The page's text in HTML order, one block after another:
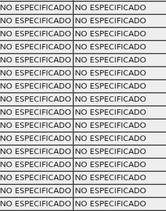
NO ESPECIFICADO NO ESPECIFICADO
NO ESPECIFICADO NO ESPECIFICADO
NO ESPECIFICADO NO ESPECIFICADO
NO ESPECIFICADO NO ESPECIFICADO
NO ESPECIFICADO NO ESPECIFICADO
NO ESPECIFICADO NO ESPECIFICADO
NO ESPECIFICADO NO ESPECIFICADO
NO ESPECIFICADO NO ESPECIFICADO
NO ESPECIFICADO NO ESPECIFICADO
NO ESPECIFICADO NO ESPECIFICADO
NO ESPECIFICADO NO ESPECIFICADO
NO ESPECIFICADO NO ESPECIFICADO
NO ESPECIFICADO NO ESPECIFICADO
NO ESPECIFICADO NO ESPECIFICADO
NO ESPECIFICADO NO ESPECIFICADO
NO ESPECIFICADO NO ESPECIFICADO